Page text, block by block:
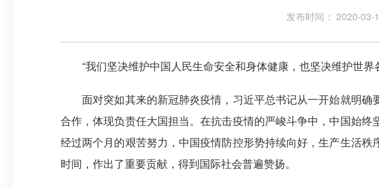
发布时间： 2020-03-
“我们坚决维护中国人民生命安全和身体健康，也坚决维护世界
面对突如其来的新冠肺炎疫情，习近平总书记从一开始就明确
合作，体现负责任大国担当。在抗击疫情的严峻斗争中，中国始
经过两个月的艰苦努力，中国疫情防控形势持续向好，生产生活
时间，作出了重要贡献，得到国际社会普遍赞扬。